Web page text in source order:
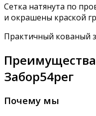
Сетка натянута по
и окрашены краской
Практичный кованый
Забор54рег
Почему мы